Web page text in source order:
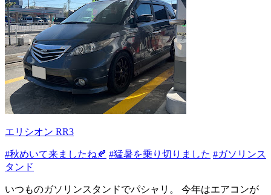
エリシオン RR3
#秋めいて来ましたね🍂 #猛暑を乗り切りました #ガソリンス
タンド
いつものガソリンスタンドでパシャリ。 今年はエアコンが